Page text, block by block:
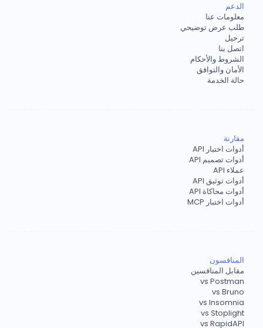
الدعم
معلومات عنا
طلب عرض توضيحي
ترحيل
اتصل بنا
الشروط والأحكام
الأمان والتوافق
حالة الخدمة
مقارنة
أدوات اختبار API
أدوات تصميم API
عملاء API
أدوات توثيق API
أدوات محاكاة API
أدوات اختبار MCP
المنافسون
مقابل المنافسين
vs Postman
vs Bruno
vs Insomnia
vs Stoplight
vs RapidAPI